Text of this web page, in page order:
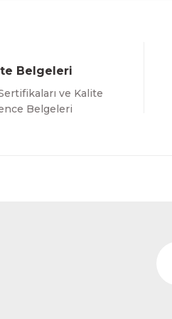
Belgeleri
ve Kalite
Belgeleri